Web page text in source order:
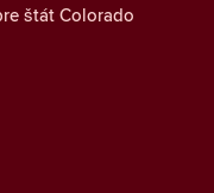
štát Colorado